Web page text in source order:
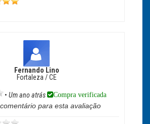
Fernando Lino
Fortaleza / CE
• Um ano atrás Compra verificada
para esta avaliação